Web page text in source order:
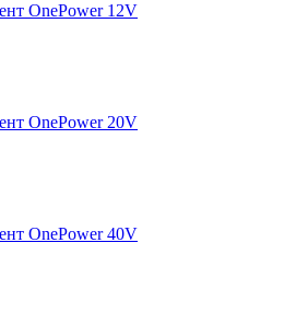
OnePower 12V
OnePower 20V
OnePower 40V